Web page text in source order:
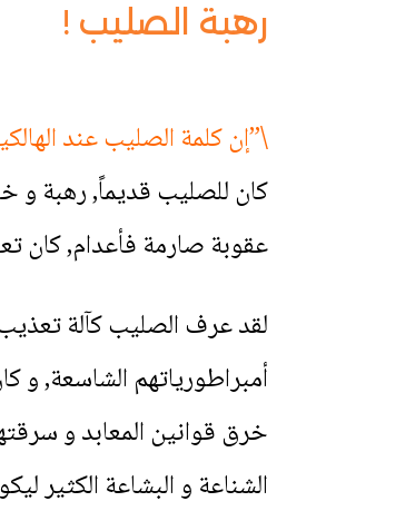
رهبة الصليب !
\”إن كلمة الصليب عند
كان للصليب قديماً, رهبة و
عقوبة صارمة فأعدام, كان
لقد عرف الصليب كآلة
أمبراطورياتهم الشاسعة, و
خرق قوانين المعابد و
الشناعة و البشاعة الكثير